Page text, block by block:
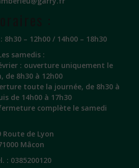
– 12h00 / 14h00 – 18h30
samedis :
: ouverture uniquement le
de 8h30 à 12h00
toute la journée, de 8h30 à
de 14h00 à 17h30
complète le samedi
Route de Lyon
Mâcon
: 0385200120